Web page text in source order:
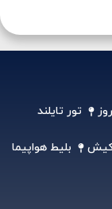
تور تایلند
کیش بلیط هواپیما